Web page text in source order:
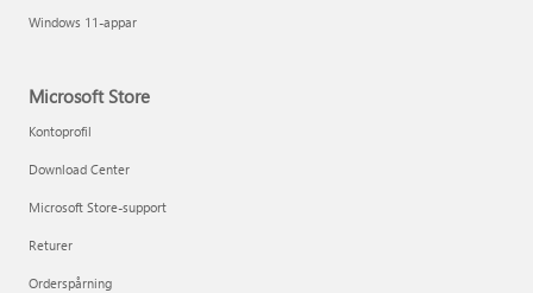
Windows 11-appar
Microsoft Store
Kontoprofil
Download Center
Microsoft Store-support
Returer
Orderspårning